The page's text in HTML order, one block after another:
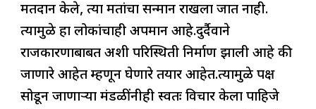
मतदान केले, त्या मतांचा सन्मान राखला जात नाही.
त्यामुळे हा लोकांचाही अपमान आहे.दुर्दैवाने
राजकारणाबाबत अशी परिस्थिती निर्माण झाली आहे की
जाणारे आहेत म्हणून घेणारे तयार आहेत.त्यामुळे पक्ष
सोडून जाणाऱ्या मंडळींनीही स्वतः विचार केला पाहिजे